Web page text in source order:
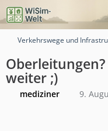
Verkehrswege und
weiter ;)
mediziner 9.